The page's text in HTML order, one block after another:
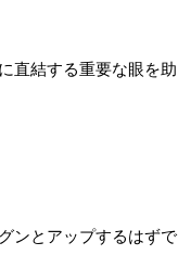
直結する重要な眼を助
ンとアップするはずで